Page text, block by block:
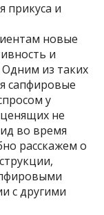
прикуса и
новые
и
Одним из таких
сапфировые
у
не
во время
расскажем о
с другими